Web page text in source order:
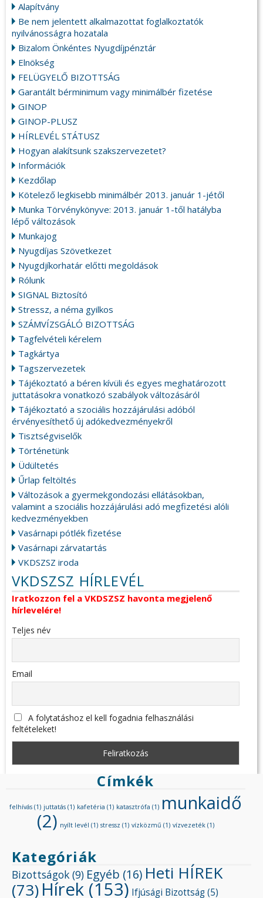
Alapítvány
Be nem jelentett alkalmazottat foglalkoztatók
nyilvánosságra hozatala
Bizalom Önkéntes Nyugdíjpénztár
Elnökség
FELÜGYELŐ BIZOTTSÁG
Garantált bérminimum vagy minimálbér fizetése
GINOP
GINOP-PLUSZ
HÍRLEVÉL STÁTUSZ
Hogyan alakítsunk szakszervezetet?
Információk
Kezdőlap
Kötelező legkisebb minimálbér 2013. január 1-jétől
Munka Törvénykönyve: 2013. január 1-től hatályba
lépő változások
Munkajog
Nyugdíjas Szövetkezet
Nyugdjíkorhatár előtti megoldások
Rólunk
SIGNAL Biztosító
Stressz, a néma gyilkos
SZÁMVÍZSGÁLÓ BIZOTTSÁG
Tagfelvételi kérelem
Tagkártya
Tagszervezetek
Tájékoztató a béren kívüli és egyes meghatározott
juttatásokra vonatkozó szabályok változásáról
Tájékoztató a szociális hozzájárulási adóból
érvényesíthető új adókedvezményekről
Tisztségviselők
Történetünk
Üdültetés
Űrlap feltöltés
Változások a gyermekgondozási ellátásokban,
valamint a szociális hozzájárulási adó megfizetési alóli
kedvezményekben
Vasárnapi pótlék fizetése
Vasárnapi zárvatartás
VKDSZSZ iroda
VKDSZSZ HÍRLEVÉL
Iratkozzon fel a VKDSZSZ havonta megjelenő
hírlevelére!
Teljes név
Email
A folytatáshoz el kell fogadnia felhasználási
feltételeket!
Címkék
felhívás (1) juttatás (1) kafetéria (1) katasztrófa (1) munkaidő
(2) nyílt levél (1) stressz (1) vízközmű (1) vízvezeték (1)
Kategóriák
Bizottságok (9) Egyéb (16) Heti HÍREK
(73)Hírek (153) Ifjúsági Bizottság(5)